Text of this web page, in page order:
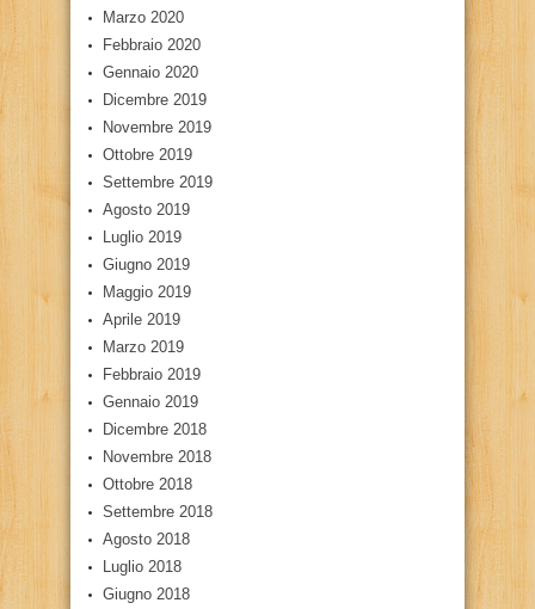
Marzo 2020
Febbraio 2020
Gennaio 2020
Dicembre 2019
Novembre 2019
Ottobre 2019
Settembre 2019
Agosto 2019
Luglio 2019
Giugno 2019
Maggio 2019
Aprile 2019
Marzo 2019
Febbraio 2019
Gennaio 2019
Dicembre 2018
Novembre 2018
Ottobre 2018
Settembre 2018
Agosto 2018
Luglio 2018
Giugno 2018